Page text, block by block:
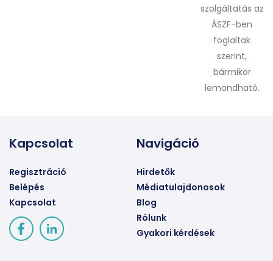
szolgáltatás az
ÁSZF-ben
foglaltak
szerint,
bármikor
lemondható.
Kapcsolat
Regisztráció
Belépés
Kapcsolat
Navigáció
Hirdetők
Médiatulajdonosok
Blog
Rólunk
Gyakori kérdések